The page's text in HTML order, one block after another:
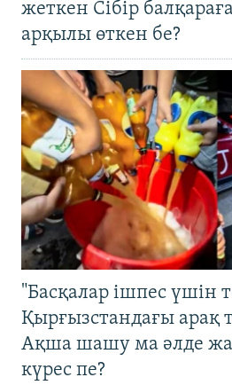
жеткен Сібір
арқылы өткен бе?
"Басқалар ішпес үшін
Қырғызстандағы арақ
Ақша шашу ма әлде
күрес пе?